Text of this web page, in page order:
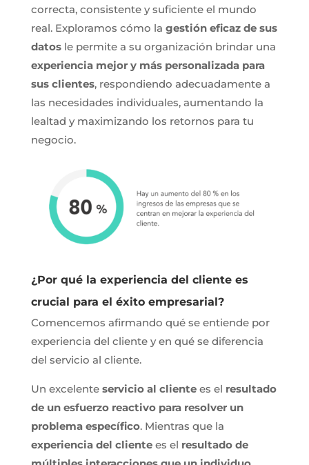
correcta, consistente y suficiente el mundo
real. Exploramos cómo la gestión eficaz de sus
datosle permite a su organización brindar una
experiencia mejor y más personalizada para
sus clientes, respondiendo adecuadamente a
las necesidades individuales, aumentando la
lealtad y maximizando los retornos para tu
negocio.
¿Por qué la experiencia del cliente es
crucial para el éxito empresarial?
Comencemos afirmando qué se entiende por
experiencia del cliente y en qué se diferencia
del servicio al cliente.
Un excelente servicio al clientees el resultado
de un esfuerzo reactivo para resolver un
problema específico. Mientras que la
experiencia del clientees el resultado de